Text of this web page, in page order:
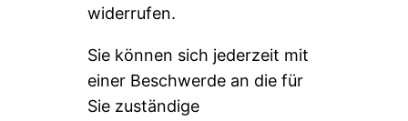
widerrufen.
Sie können sich jederzeit mit
einer Beschwerde an die für
Sie zuständige